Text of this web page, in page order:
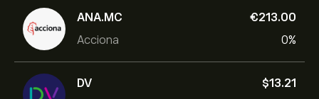
ANA.MC
Acciona
‎€‎213.00
0%
DV
‎$‎13.21